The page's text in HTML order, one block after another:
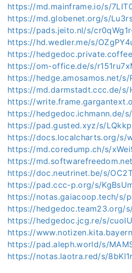
https://md.mainframe.io/s/
https://md.globenet.org/s/
https://pads.jeito.nl/s/
https://hd.wedler.me/s/
https://
https://om-office.de/s/
https://hedge.amosamos.net/s/
https://md.darmstadt.ccc.de/s/
https://
https://hedgedoc.ichmann.de/s/
https://pad.gusted.xyz/s/
https://docs.localcharts.org/s/
https://md.coredump.ch/s/
https://
https://doc.neutrinet.be/s/
https://pad.ccc-p.org/s/
https://notas.gaiacoop.tech/s/
https://hedgedoc.team23.org/
https://hedgedoc.jcg.re/s/
https://
https://pad.aleph.world/s/
https://notas.laotra.red/s/